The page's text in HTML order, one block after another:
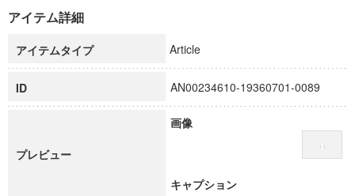
科学研究費補助金研究成果報告書
慶應義塾大学グローバルCOEプログラム市民社会ガバナンス
慶應義塾大学グローバルCOEプログラム論理と感性の先端的
博士課程教育リーディングプログラム「超成熟社会発展のサ
学術雑誌掲載論文等(8)
アイテム詳細
アイテムタイプ Article
ID AN00234610-19360701-0089
プレビュー
画像
キャプション